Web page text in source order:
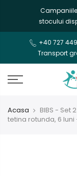
continut
stocului
+40 727
Transport
Acasa
BIBS - Set
tetina rotunda, 6